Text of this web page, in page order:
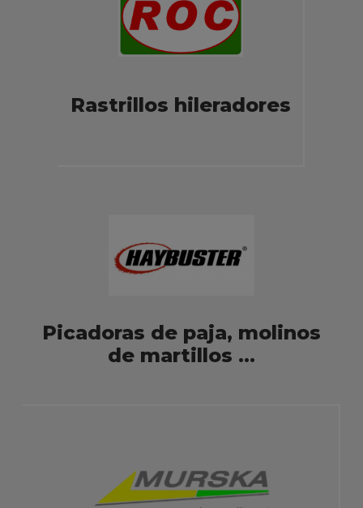
Rastrillos hileradores
Picadoras de paja, molinos
de martillos ...